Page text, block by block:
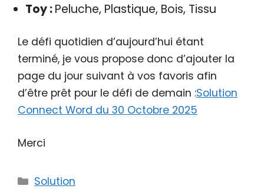
Toy :Peluche, Plastique, Bois, Tissu
Le défi quotidien d’aujourd’hui étant
terminé, je vous propose donc d’ajouter la
page du jour suivant à vos favoris afin
d’être prêt pour le défi de demain :Solution
Connect Word du 30 Octobre 2025
Merci
Catégories
Solution